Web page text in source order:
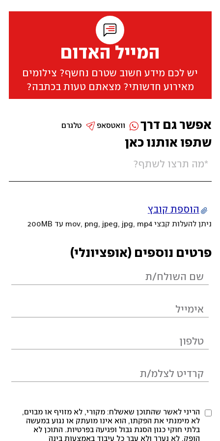
המייל האדום
יש לכם מידע חשוב שטרם נחשף? צילומים
מאירוע חדשותי? מצאתם טעות בכתבה?
שתפו אותנו כאן
הוספת קובץ
ניתן להעלות קבצי mov, png, jpeg, jpg, mp4 עד 200MB
פרטים נוספים (אופציונלי)
הריני לאשר שהתוכן שאשלח: מקורי, לא מזויף או מבוים,
לא מימנתי את הפקתו, הוא אינו מועתק או נגוע במעשה
בלתי חוקי כגון הסגת גבול ופגיעה בפרטיות. התוכן לא
הופק, לא נערך ולא עבר כל עיבוד באמצעות בינה
אפשר גם דרך טלגרם וואטסאפ